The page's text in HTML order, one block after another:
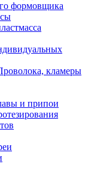
формовщика
кламеры
и припои